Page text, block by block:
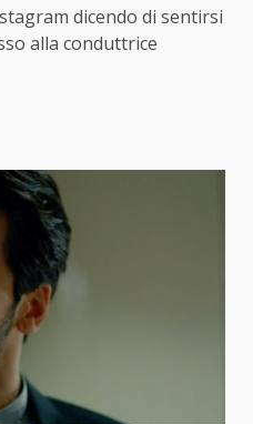
dicendo di sentirsi
alla conduttrice